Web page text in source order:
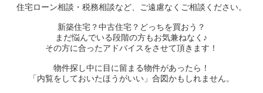
住宅ローン相談・税務相談など、ご遠慮なくご相談ください。
新築住宅？中古住宅？どっちを買おう？
まだ悩んでいる段階の方もお気兼ねなく♪
その方に合ったアドバイスをさせて頂きます！
物件探し中に目に留まる物件があったら！
「内覧をしておいたほうがいい」合図かもしれません。